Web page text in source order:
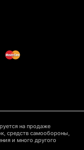
на продаже
средств самообороны,
и много другого